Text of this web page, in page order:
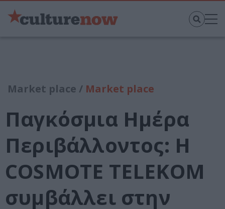
Market place / Market place
Παγκόσμια Ημέρα
Περιβάλλοντος: H
COSMOTE TELEKOM
συμβάλλει στην